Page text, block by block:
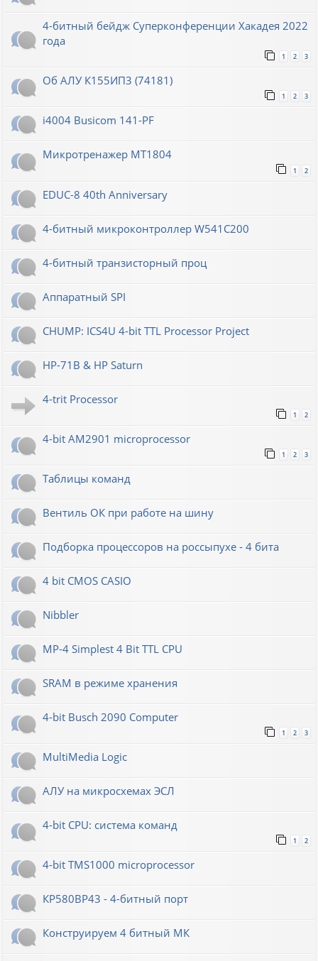
4-битный бейдж Суперконференции Хакадея 2022
года
1 2 3
Об АЛУ К155ИП3 (74181)
1 2 3
i4004 Busicom 141-PF
Микротренажер МТ1804
1 2
EDUC-8 40th Anniversary
4-битный микроконтроллер W541C200
4-битный транзисторный проц
Аппаратный SPI
CHUMP: ICS4U 4-bit TTL Processor Project
HP-71B & HP Saturn
4-trit Processor
1 2
4-bit AM2901 microprocessor
1 2 3
Таблицы команд
Вентиль ОК при работе на шину
Подборка процессоров на россыпухе - 4 бита
4 bit CMOS CASIO
Nibbler
MP-4 Simplest 4 Bit TTL CPU
SRAM в режиме хранения
4-bit Busch 2090 Computer
1 2 3
MultiMedia Logic
АЛУ на микросхемах ЭСЛ
4-bit CPU: система команд
1 2
4-bit TMS1000 microprocessor
КР580ВР43 - 4-битный порт
Конструируем 4 битный МК